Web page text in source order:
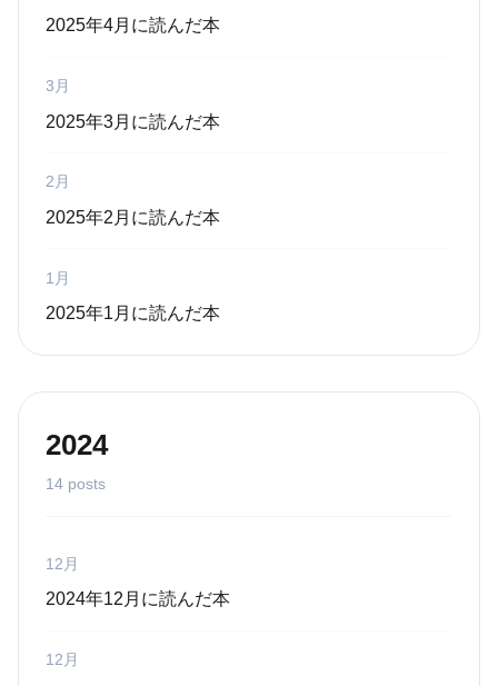
2025年4月に読んだ本
3月
2025年3月に読んだ本
2月
2025年2月に読んだ本
1月
2025年1月に読んだ本
2024
14 posts
12月
2024年12月に読んだ本
12月